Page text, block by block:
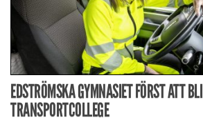
EDSTRÖMSKA GYMNASIET FÖRST ATT BLI
TRANSPORTCOLLEGE